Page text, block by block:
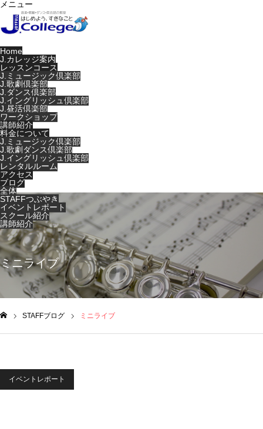
メニュー
Home
J.カレッジ案内
レッスンコース
J.ミュージック倶楽部
J.歌劇倶楽部
J.ダンス倶楽部
J.イングリッシュ倶楽部
J.昼活倶楽部
ワークショップ
講師紹介
料金について
J.ミュージック倶楽部
J.歌劇ダンス倶楽部
J.イングリッシュ倶楽部
レンタルルーム
アクセス
ブログ
全体
STAFFつぶやき
イベントレポート
スクール紹介
講師紹介
ミニライブ
STAFFブログ ミニライブ
イベントレポート